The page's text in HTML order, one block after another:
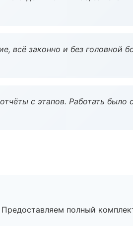
всё законно и без головной
с этапов. Работать было
полный